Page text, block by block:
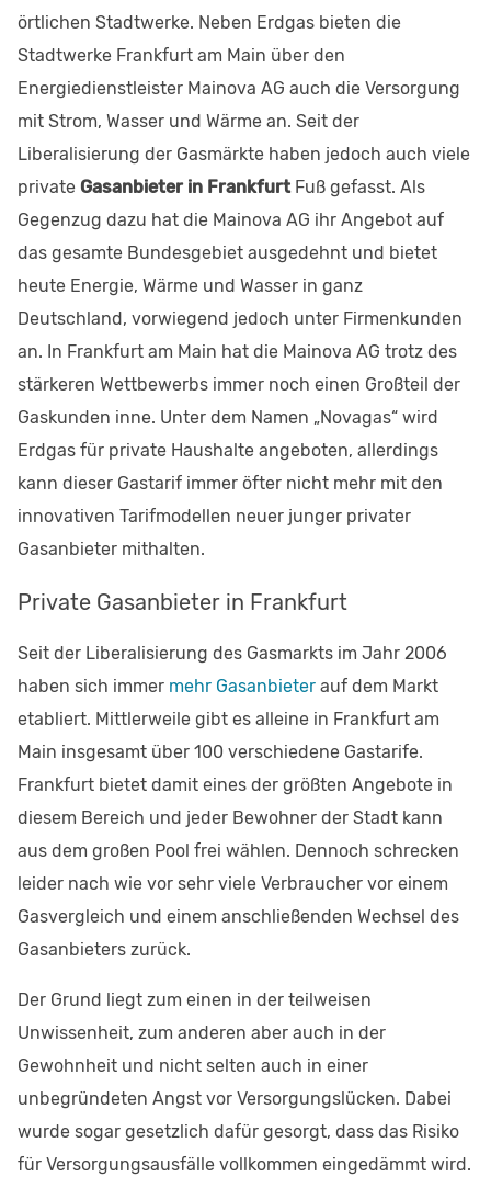
örtlichen Stadtwerke. Neben Erdgas bieten die
Stadtwerke Frankfurt am Main über den
Energiedienstleister Mainova AG auch die Versorgung
mit Strom, Wasser und Wärme an. Seit der
Liberalisierung der Gasmärkte haben jedoch auch viele
private Gasanbieter in FrankfurtFuß gefasst. Als
Gegenzug dazu hat die Mainova AG ihr Angebot auf
das gesamte Bundesgebiet ausgedehnt und bietet
heute Energie, Wärme und Wasser in ganz
Deutschland, vorwiegend jedoch unter Firmenkunden
an. In Frankfurt am Main hat die Mainova AG trotz des
stärkeren Wettbewerbs immer noch einen Großteil der
Gaskunden inne. Unter dem Namen „Novagas“ wird
Erdgas für private Haushalte angeboten, allerdings
kann dieser Gastarif immer öfter nicht mehr mit den
innovativen Tarifmodellen neuer junger privater
Gasanbieter mithalten.
Private Gasanbieter in Frankfurt
Seit der Liberalisierung des Gasmarkts im Jahr 2006
haben sich immer mehr Gasanbieter auf dem Markt
etabliert. Mittlerweile gibt es alleine in Frankfurt am
Main insgesamt über 100 verschiedene Gastarife.
Frankfurt bietet damit eines der größten Angebote in
diesem Bereich und jeder Bewohner der Stadt kann
aus dem großen Pool frei wählen. Dennoch schrecken
leider nach wie vor sehr viele Verbraucher vor einem
Gasvergleich und einem anschließenden Wechsel des
Gasanbieters zurück.
Der Grund liegt zum einen in der teilweisen
Unwissenheit, zum anderen aber auch in der
Gewohnheit und nicht selten auch in einer
unbegründeten Angst vor Versorgungslücken. Dabei
wurde sogar gesetzlich dafür gesorgt, dass das Risiko
für Versorgungsausfälle vollkommen eingedämmt wird.